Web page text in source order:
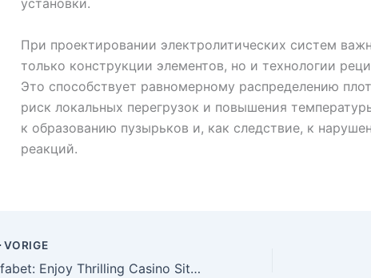
установки.
При проектировании электролитических систем
только конструкции элементов, но и технологии
Это способствует равномерному распределению
риск локальных перегрузок и повышения
к образованию пузырьков и, как следствие, к
реакций.
VORIGE
Ufabet: Enjoy Thrilling Casino Site Games in Thailand